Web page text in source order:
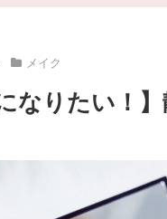
メイク
なりたい！